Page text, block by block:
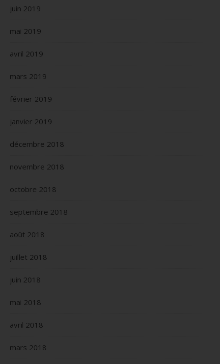
juin 2019
mai 2019
avril 2019
mars 2019
février 2019
janvier 2019
décembre 2018
novembre 2018
octobre 2018
septembre 2018
août 2018
juillet 2018
juin 2018
mai 2018
avril 2018
mars 2018